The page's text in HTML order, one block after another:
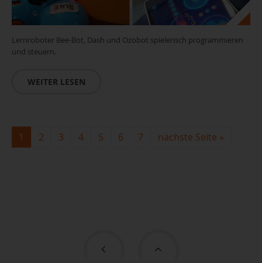
Lernroboter Bee-Bot, Dash und Ozobot spielerisch programmieren
und steuern.
WEITER LESEN
1 2 3 4 5 6 7 nächste Seite »